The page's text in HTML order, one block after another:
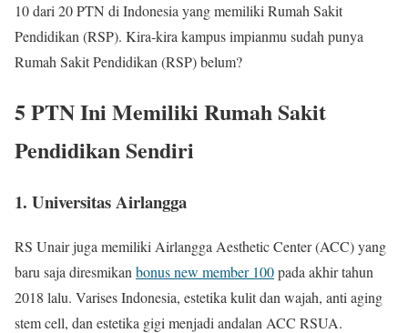
10 dari 20 PTN di Indonesia yang memiliki Rumah Sakit
Pendidikan (RSP). Kira-kira kampus impianmu sudah punya
Rumah Sakit Pendidikan (RSP) belum?
5 PTN Ini Memiliki Rumah Sakit
Pendidikan Sendiri
1. Universitas Airlangga
RS Unair juga memiliki Airlangga Aesthetic Center (ACC) yang
baru saja diresmikan bonus new member 100pada akhir tahun
2018 lalu. Varises Indonesia, estetika kulit dan wajah, anti aging
stem cell, dan estetika gigi menjadi andalan ACC RSUA.